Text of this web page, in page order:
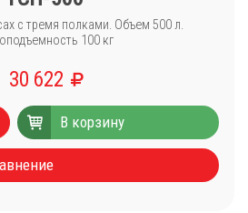
с тремя полками. Объем 500 л.
100 кг
30 622
В корзину
белья
ковров